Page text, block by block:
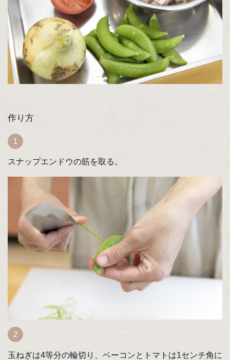
作り方
スナップエンドウの筋を取る。
玉ねぎは4等分の輪切り、ベーコンとトマトは1センチ角に